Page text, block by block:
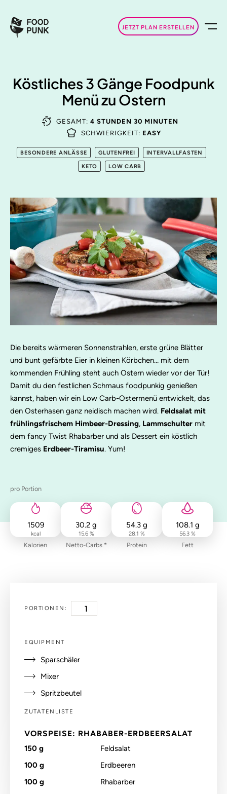
JETZT PLAN ERSTELLEN
Köstliches 3 Gänge Foodpunk
Menü zu Ostern
GESAMT: 4 STUNDEN 30 MINUTEN
SCHWIERIGKEIT: EASY
BESONDERE ANLÄSSE GLUTENFREI INTERVALLFASTEN
KETO LOW CARB
Die bereits wärmeren Sonnenstrahlen, erste grüne Blätter
und bunt gefärbte Eier in kleinen Körbchen… mit dem
kommenden Frühling steht auch Ostern wieder vor der Tür!
Damit du den festlichen Schmaus foodpunkig genießen
kannst, haben wir ein Low Carb-Ostermenü entwickelt, das
den Osterhasen ganz neidisch machen wird. Feldsalat mit
frühlingsfrischem Himbeer-Dressing, Lammschulter mit
dem fancy Twist Rhabarber und als Dessert ein köstlich
cremiges Erdbeer-Tiramisu. Yum!
pro Portion
1509
kcal
Kalorien
30.2 g
15.6 %
Netto-Carbs *
54.3 g
28.1 %
Protein
108.1 g
56.3 %
Fett
PORTIONEN:
EQUIPMENT
Sparschäler
Mixer
Spritzbeutel
ZUTATENLISTE
VORSPEISE: RHABABER-ERDBEERSALAT
150 g
Feldsalat
100 g
Erdbeeren
100 g
Rhabarber